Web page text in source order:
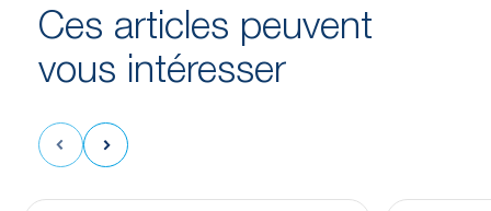
Ces articles peuvent
vous intéresser